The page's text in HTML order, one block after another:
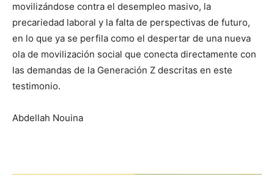
movilizándose contra el desempleo masivo, la
precariedad laboral y la falta de perspectivas de futuro,
en lo que ya se perfila como el despertar de una nueva
ola de movilización social que conecta directamente con
las demandas de la Generación Z descritas en este
testimonio.
Abdellah Nouina